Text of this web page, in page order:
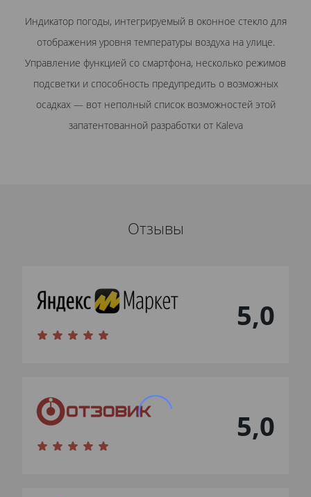
Индикатор погоды, интегрируемый в оконное стекло для
отображения уровня температуры воздуха на улице.
Управление функцией со смартфона, несколько режимов
подсветки и способность предупредить о возможных
осадках — вот неполный список возможностей этой
запатентованной разработки от Kaleva
Отзывы
5,0
5,0